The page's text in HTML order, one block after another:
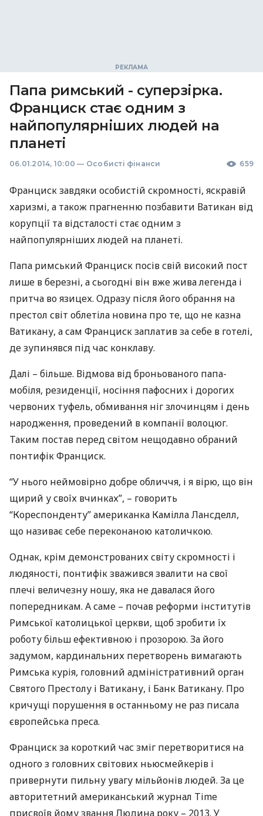
Папа римський - суперзірка.
Франциск стає одним з
найпопулярніших людей на
планеті
06.01.2014, 10:00 — Особисті фінанси 659
Франциск завдяки особистій скромності, яскравій
харизмі, а також прагненню позбавити Ватикан від
корупції та відсталості стає одним з
найпопулярніших людей на планеті.
Папа римський Франциск посів свій високий пост
лише в березні, а сьогодні він вже жива легенда і
притча во язицех. Одразу після його обрання на
престол світ облетіла новина про те, що не казна
Ватикану, а сам Франциск заплатив за себе в готелі,
де зупинявся під час конклаву.
Далі – більше. Відмова від броньованого папа-
мобіля, резиденції, носіння пафосних і дорогих
червоних туфель, обмивання ніг злочинцям і день
народження, проведений в компанії волоцюг.
Таким постав перед світом нещодавно обраний
понтифік Франциск.
“У нього неймовірно добре обличчя, і я вірю, що він
щирий у своїх вчинках”, – говорить
“Кореспонденту” американка Камілла Лансделл,
що називає себе переконаною католичкою.
Однак, крім демонстрованих світу скромності і
людяності, понтифік зважився звалити на свої
плечі величезну ношу, яка не давалася його
попередникам. А саме – почав реформи інститутів
Римської католицької церкви, щоб зробити їх
роботу більш ефективною і прозорою. За його
задумом, кардинальних перетворень вимагають
Римська курія, головний адміністративний орган
Святого Престолу і Ватикану, і Банк Ватикану. Про
кричущі порушення в останньому не раз писала
європейська преса.
Франциск за короткий час зміг перетворитися на
одного з головних світових ньюсмейкерів і
привернути пильну увагу мільйонів людей. За це
авторитетний американський журнал Time
присвоїв йому звання Людина року – 2013. У